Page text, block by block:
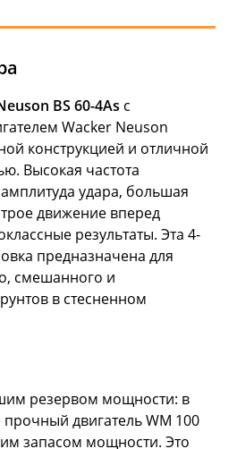
BS 60-4As с
Wacker Neuson
конструкцией и отличной
Высокая частота
удара, большая
движение вперед
результаты. Эта 4-
предназначена для
смешанного и
в стесненном
резервом мощности: в
двигатель WM 100
запасом мощности. Это